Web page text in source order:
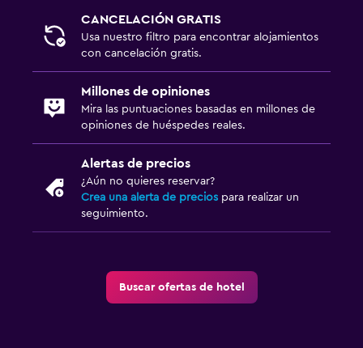
CANCELACIÓN GRATIS
Usa nuestro filtro para encontrar alojamientos
con cancelación gratis.
Millones de opiniones
Mira las puntuaciones basadas en millones de
opiniones de huéspedes reales.
Alertas de precios
¿Aún no quieres reservar?
Crea una alerta de precios para realizar un
seguimiento.
Buscar ofertas de hotel